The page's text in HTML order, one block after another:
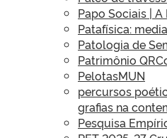
Papo Sociais |
Patafísica:
Patologia de
Patrimônio
PelotasMUN
percursos
grafias na
Pesquisa